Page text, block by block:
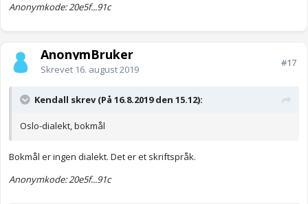
Anonymkode: 20e5f...91c
AnonymBruker
Skrevet 16. august 2019
#17
Kendall skrev (På 16.8.2019 den 15.12):
Oslo-dialekt, bokmål
Bokmål er ingen dialekt. Det er et skriftspråk.
Anonymkode: 20e5f...91c